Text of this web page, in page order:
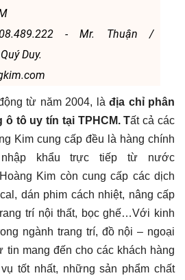
- Mr. Thuận /
Duy.
từ năm 2004, là địa chỉ phân
tô uy tín tại TPHCM. Tất cả các
Kim cung cấp đều là hàng chính
khẩu trực tiếp từ nước
Kim còn cung cấp các dịch
dán phim cách nhiệt, nâng cấp
trí nội thất, bọc ghế…Với kinh
ngành trang trí, đồ nội – ngoại
tin mang đến cho các khách hàng
tốt nhất, những sản phẩm chất